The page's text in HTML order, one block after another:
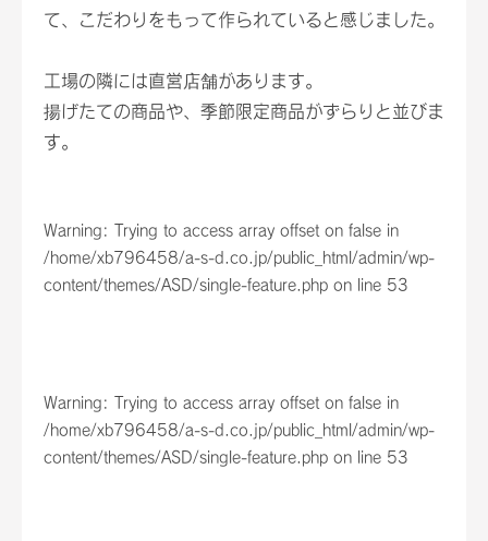
て、こだわりをもって作られていると感じました。
工場の隣には直営店舗があります。
揚げたての商品や、季節限定商品がずらりと並びま
す。
Warning : Trying to access array offset on false in
/home/xb796458/a-s-d.co.jp/public_html/admin/wp-
content/themes/ASD/single-feature.php on line 53
Warning : Trying to access array offset on false in
/home/xb796458/a-s-d.co.jp/public_html/admin/wp-
content/themes/ASD/single-feature.php on line 53